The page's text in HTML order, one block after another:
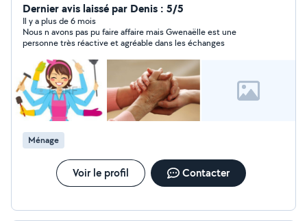
confiance et qui aime prendre soin des autres. Je peux
faire des soins d hygiène et de confort, préparation et
aide au repas. Surveillance de la prise de traitement et
prise de tension. Compagnie Assurer des sorties
diverses rendez-vous médicaux, courses.... Pour les
familles aidantes qui ont besoin de souffler un peu je
suis là... Je suis également disponible en qualité d aide
ménagère Cesu accepté
Dernier avis laissé par Denis : 5/5
Il y a plus de 6 mois
Nous n avons pas pu faire affaire mais Gwenaëlle est une
personne très réactive et agréable dans les échanges
Ménage
Voir le profil Contacter